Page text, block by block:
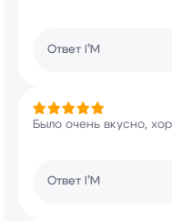
Ответ I’M
Было очень вкусно,
Ответ I’M